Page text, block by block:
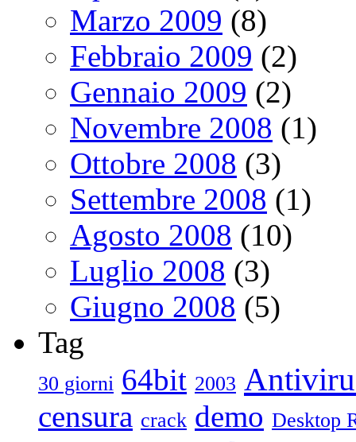
Marzo 2009 (8)
Febbraio 2009 (2)
Gennaio 2009 (2)
Novembre 2008 (1)
Ottobre 2008 (3)
Settembre 2008 (1)
Agosto 2008 (10)
Luglio 2008 (3)
Giugno 2008 (5)
Tag
30 giorni 64bit 2003
censura crack demo Desktop